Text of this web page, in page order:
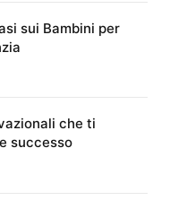
sui Bambini per
che ti
successo